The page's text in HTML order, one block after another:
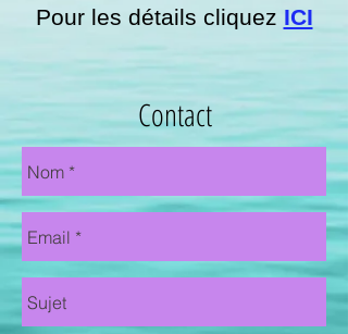
Pour les détails cliquez ICI
Contact